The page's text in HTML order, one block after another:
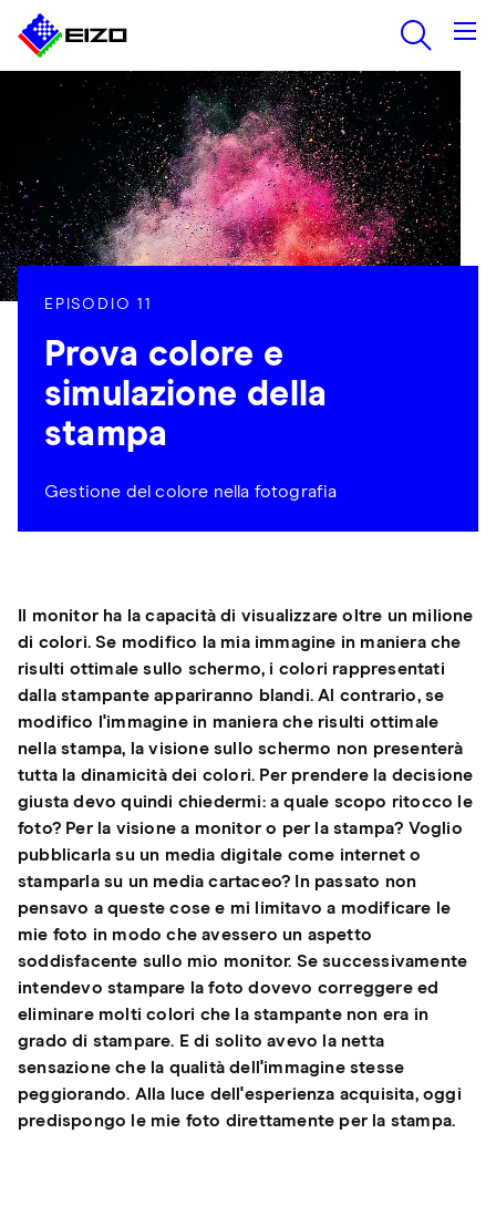
EPISODIO 11
Prova colore e
simulazione della
stampa
Gestione del colore nella fotografia
Il monitor ha la capacità di visualizzare oltre un milione
di colori. Se modifico la mia immagine in maniera che
risulti ottimale sullo schermo, i colori rappresentati
dalla stampante appariranno blandi. Al contrario, se
modifico l'immagine in maniera che risulti ottimale
nella stampa, la visione sullo schermo non presenterà
tutta la dinamicità dei colori. Per prendere la decisione
giusta devo quindi chiedermi: a quale scopo ritocco le
foto? Per la visione a monitor o per la stampa? Voglio
pubblicarla su un media digitale come internet o
stamparla su un media cartaceo? In passato non
pensavo a queste cose e mi limitavo a modificare le
mie foto in modo che avessero un aspetto
soddisfacente sullo mio monitor. Se successivamente
intendevo stampare la foto dovevo correggere ed
eliminare molti colori che la stampante non era in
grado di stampare. E di solito avevo la netta
sensazione che la qualità dell'immagine stesse
peggiorando. Alla luce dell'esperienza acquisita, oggi
predispongo le mie foto direttamente per la stampa.